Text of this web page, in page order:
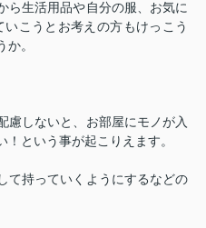
ら生活用品や自分の服、お気に
こうとお考えの方もけっこう
。
慮しないと、お部屋にモノが入
という事が起こりえます。
て持っていくようにするなどの